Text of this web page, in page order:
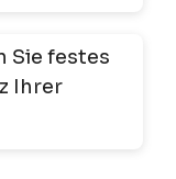
Sie festes
Ihrer